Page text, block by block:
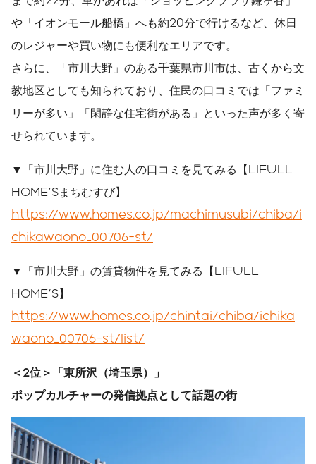
や「イオンモール船橋」へも約20分で行けるなど、休日
のレジャーや買い物にも便利なエリアです。
さらに、「市川大野」のある千葉県市川市は、古くから文
教地区としても知られており、住民の口コミでは「ファミ
リーが多い」「閑静な住宅街がある」といった声が多く寄
せられています。
▼「市川大野」に住む人の口コミを見てみる【LIFULL
HOME'Sまちむすび】
https://www.homes.co.jp/machimusubi/chiba/i
chikawaono_00706-st/
▼「市川大野」の賃貸物件を見てみる【LIFULL
HOME'S】
https://www.homes.co.jp/chintai/chiba/ichika
waono_00706-st/list/
＜ 2位＞「東所沢（埼玉県）」
ポップカルチャーの発信拠点として話題の街